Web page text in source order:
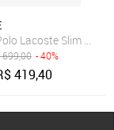
Lacoste Slim Fit
699,00 - 40%
419,40